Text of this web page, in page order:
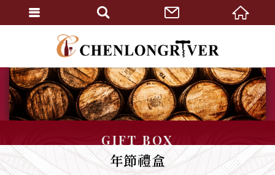
GIFT BOX
年節禮盒